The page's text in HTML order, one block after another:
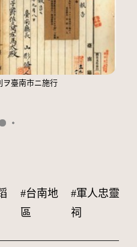
ヲ臺南市ニ施行
#台南地
區
#軍人忠靈
祠